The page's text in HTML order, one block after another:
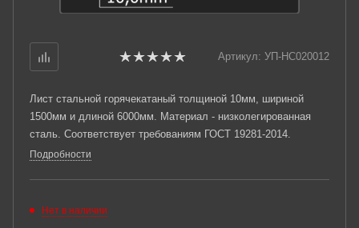
Артикул: УП-НС020012
Лист стальной горячекатаный толщиной 10мм, шириной
1500мм и длиной 6000мм. Материал - низколегированная
сталь. Соответствует требованиям ГОСТ 19281-2014.
Подробности
Нет в наличии